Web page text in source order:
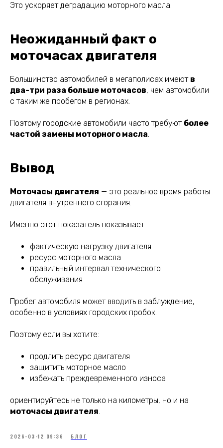
Это ускоряет деградацию моторного масла.
Неожиданный факт о
моточасах двигателя
Большинство автомобилей в мегаполисах имеют в
два-три раза больше моточасов, чем автомобили
с таким же пробегом в регионах.
Поэтому городские автомобили часто требуют более
частой замены моторного масла.
Вывод
Моточасы двигателя — это реальное время работы
двигателя внутреннего сгорания.
Именно этот показатель показывает:
фактическую нагрузку двигателя
ресурс моторного масла
правильный интервал технического
обслуживания
Пробег автомобиля может вводить в заблуждение,
особенно в условиях городских пробок.
Поэтому если вы хотите:
продлить ресурс двигателя
защитить моторное масло
избежать преждевременного износа
ориентируйтесь не только на километры, но и на
моточасы двигателя.
2026-03-12 09:36 БЛОГ